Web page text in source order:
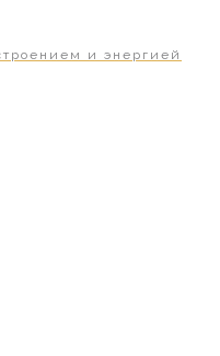
и энергией